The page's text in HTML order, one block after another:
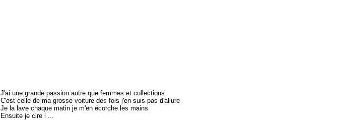
J'ai une grande passion autre que femmes et collections
C'est celle de ma grosse voiture des fois j'en suis pas d'allure
Je la lave chaque matin je m'en écorche les mains
Ensuite je cire l ...